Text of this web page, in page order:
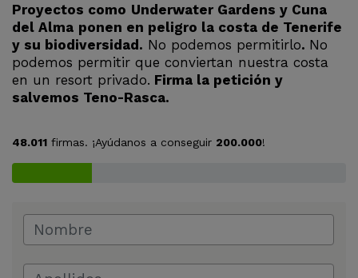
Proyectos como Underwater Gardens y Cuna
del Alma ponen en peligro la costa de Tenerife
y su biodiversidad. No podemos permitirlo. No
podemos permitir que conviertan nuestra costa
en un resort privado. Firma la petición y
salvemos Teno-Rasca.
48.011 firmas. ¡Ayúdanos a conseguir 200.000!